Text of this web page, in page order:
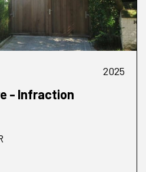
2025
- Infraction